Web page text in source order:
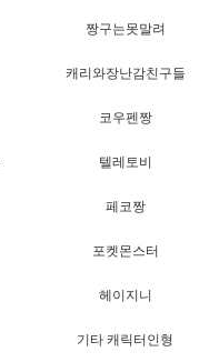
짱구는못말려
캐리와장난감친구들
코우펜짱
텔레토비
페코짱
포켓몬스터
헤이지니
기타 캐릭터인형